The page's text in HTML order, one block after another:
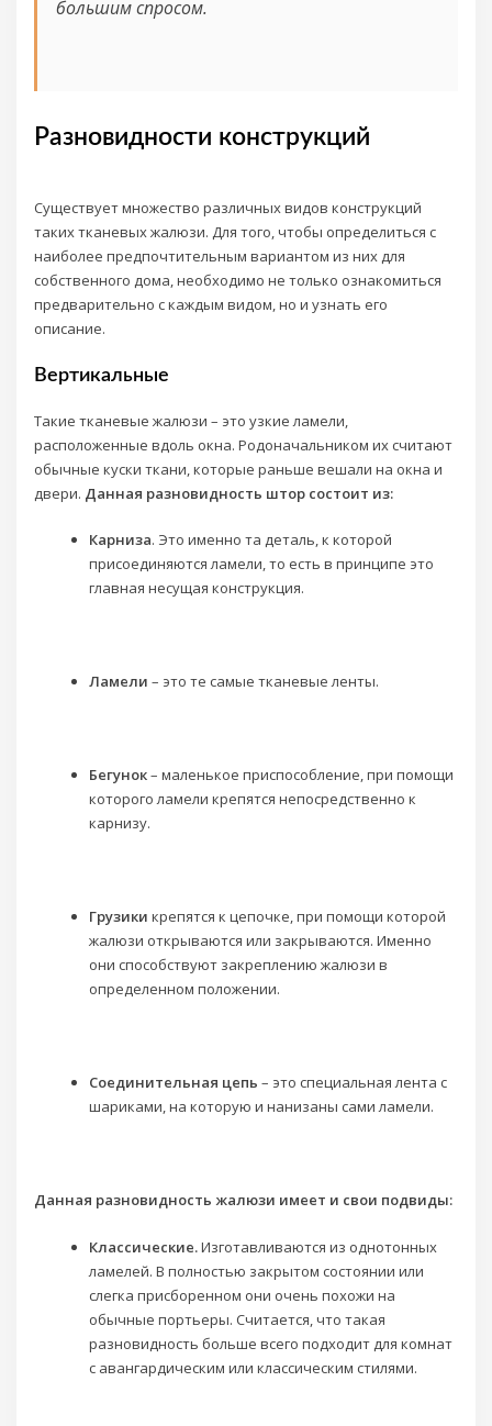
большим спросом.
Разновидности конструкций
Существует множество различных видов конструкций
таких тканевых жалюзи. Для того, чтобы определиться с
наиболее предпочтительным вариантом из них для
собственного дома, необходимо не только ознакомиться
предварительно с каждым видом, но и узнать его
описание.
Вертикальные
Такие тканевые жалюзи – это узкие ламели,
расположенные вдоль окна. Родоначальником их считают
обычные куски ткани, которые раньше вешали на окна и
двери. Данная разновидность штор состоит из:
Карниза. Это именно та деталь, к которой
присоединяются ламели, то есть в принципе это
главная несущая конструкция.
Ламели – это те самые тканевые ленты.
Бегунок– маленькое приспособление, при помощи
которого ламели крепятся непосредственно к
карнизу.
Грузики крепятся к цепочке, при помощи которой
жалюзи открываются или закрываются. Именно
они способствуют закреплению жалюзи в
определенном положении.
Соединительная цепь – это специальная лента с
шариками, на которую и нанизаны сами ламели.
Данная разновидность жалюзи имеет и свои подвиды:
Классические.Изготавливаются из однотонных
ламелей. В полностью закрытом состоянии или
слегка присборенном они очень похожи на
обычные портьеры. Считается, что такая
разновидность больше всего подходит для комнат
с авангардическим или классическим стилями.